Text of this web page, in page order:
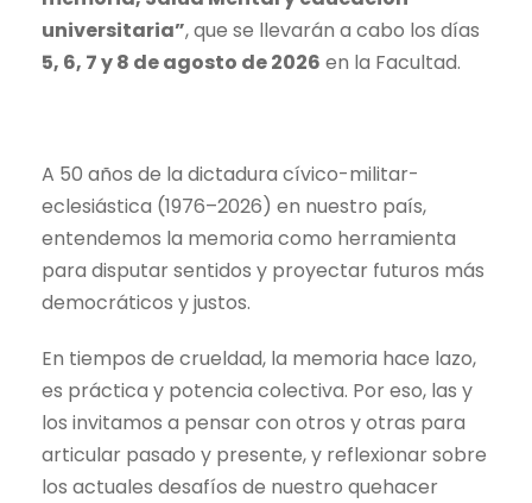
universitaria”, que se llevarán a cabo los días
5, 6, 7 y 8 de agosto de 2026 en la Facultad.
A 50 años de la dictadura cívico-militar-
eclesiástica (1976–2026) en nuestro país,
entendemos la memoria como herramienta
para disputar sentidos y proyectar futuros más
democráticos y justos.
En tiempos de crueldad, la memoria hace lazo,
es práctica y potencia colectiva. Por eso, las y
los invitamos a pensar con otros y otras para
articular pasado y presente, y reflexionar sobre
los actuales desafíos de nuestro quehacer